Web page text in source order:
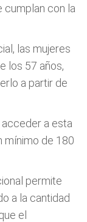
cumplan con la
las mujeres
los 57 años,
a partir de
a esta
mínimo de 180
permite
a la cantidad
el